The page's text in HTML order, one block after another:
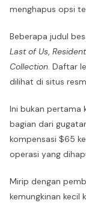
menghapus opsi
Beberapa judul
Last of Us,
Collection. Daftar
dilihat di situs
Ini bukan pertama
bagian dari
kompensasi $65
operasi yang
Mirip dengan
kemungkinan kecil